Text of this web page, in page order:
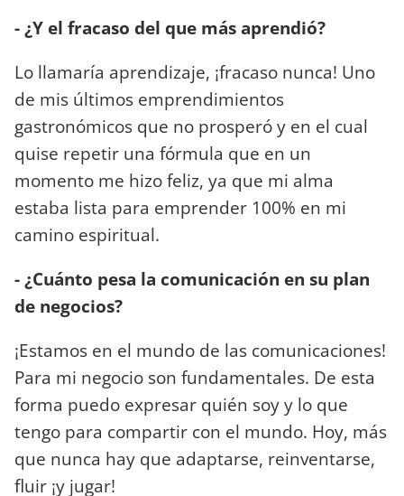
- ¿Y el fracaso del que más aprendió?
Lo llamaría aprendizaje, ¡fracaso nunca! Uno
de mis últimos emprendimientos
gastronómicos que no prosperó y en el cual
quise repetir una fórmula que en un
momento me hizo feliz, ya que mi alma
estaba lista para emprender 100% en mi
camino espiritual.
- ¿Cuánto pesa la comunicación en su plan
de negocios?
¡Estamos en el mundo de las comunicaciones!
Para mi negocio son fundamentales. De esta
forma puedo expresar quién soy y lo que
tengo para compartir con el mundo. Hoy, más
que nunca hay que adaptarse, reinventarse,
fluir ¡y jugar!